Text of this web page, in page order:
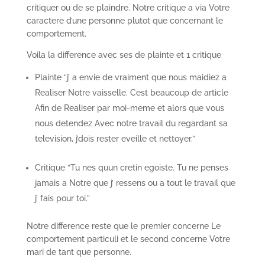
critiquer ou de se plaindre. Notre critique a via Votre
caractere d’une personne plutot que concernant le
comportement.
Voila la difference avec ses de plainte et 1 critique
Plainte “j’ a envie de vraiment que nous maidiez a
Realiser Notre vaisselle. Cest beaucoup de article
Afin de Realiser par moi-meme et alors que vous
nous detendez Avec notre travail du regardant sa
television, j’dois rester eveille et nettoyer.”
Critique “Tu nes quun cretin egoiste. Tu ne penses
jamais a Notre que j’ ressens ou a tout le travail que
j’ fais pour toi.”
Notre difference reste que le premier concerne Le
comportement particuli et le second concerne Votre
mari de tant que personne.